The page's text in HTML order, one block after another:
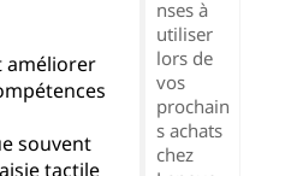
améliorer
souvent
tactile
nses à
utiliser
lors de
vos
prochain
s achats
chez